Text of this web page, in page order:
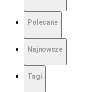
Polecane
Najnowsze
Tagi